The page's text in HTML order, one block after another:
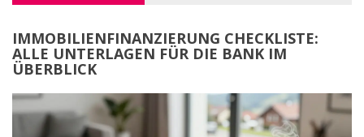
IMMOBILIENFINANZIERUNG CHECKLISTE:
ALLE UNTERLAGEN FÜR DIE BANK IM
ÜBERBLICK